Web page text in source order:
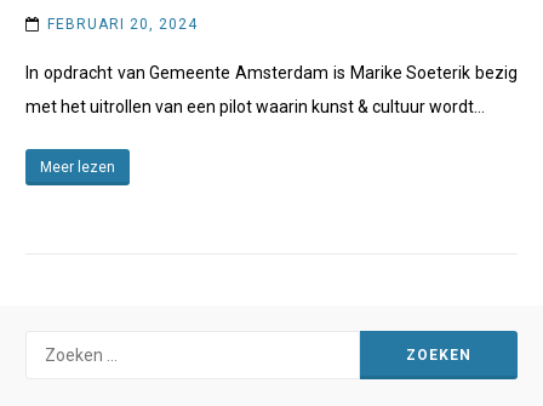
FEBRUARI 20, 2024
In opdracht van Gemeente Amsterdam is Marike Soeterik bezig
met het uitrollen van een pilot waarin kunst & cultuur wordt…
Meer lezen
Zoeken
naar: